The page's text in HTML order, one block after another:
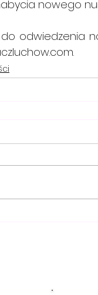
nowego
.